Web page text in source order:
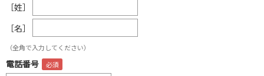
［姓］
［名］
（全角で入力してください）
電話番号